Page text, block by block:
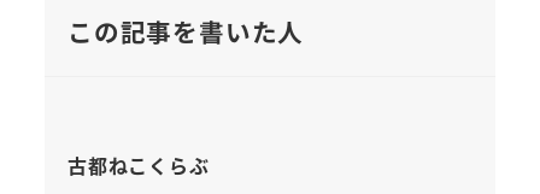
この記事を書いた人
古都ねこくらぶ